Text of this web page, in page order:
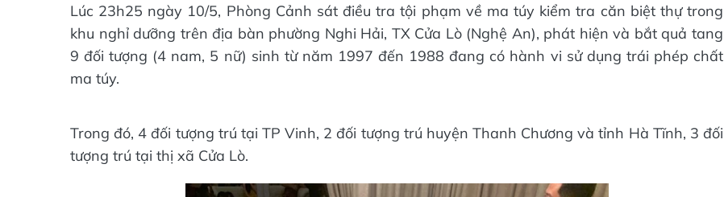
Lúc 23h25 ngày 10/5, Phòng Cảnh sát điều tra tội phạm về ma túy kiểm tra căn biệt thự trong
khu nghỉ dưỡng trên địa bàn phường Nghi Hải, TX Cửa Lò (Nghệ An), phát hiện và bắt quả tang
9 đối tượng (4 nam, 5 nữ) sinh từ năm 1997 đến 1988 đang có hành vi sử dụng trái phép chất
ma túy.
Trong đó, 4 đối tượng trú tại TP Vinh, 2 đối tượng trú huyện Thanh Chương và tỉnh Hà Tĩnh, 3 đối
tượng trú tại thị xã Cửa Lò.